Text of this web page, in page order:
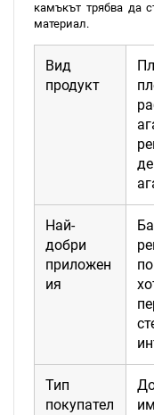
камъкът трябва да
материал.
Вид
продукт
Най-
добри
приложен
ия
Тип
покупател